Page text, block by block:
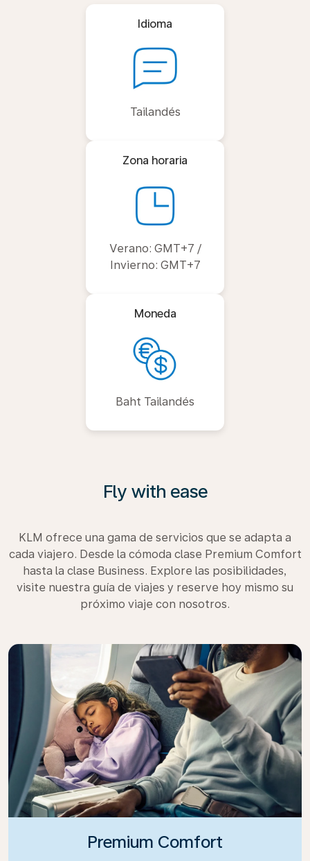
Idioma
Tailandés
Zona horaria
Verano: GMT+7 /
Invierno: GMT+7
Moneda
Baht Tailandés
Fly with ease
KLM ofrece una gama de servicios que se adapta a
cada viajero. Desde la cómoda clase Premium Comfort
hasta la clase Business. Explore las posibilidades,
visite nuestra guía de viajes y reserve hoy mismo su
próximo viaje con nosotros.
Premium Comfort